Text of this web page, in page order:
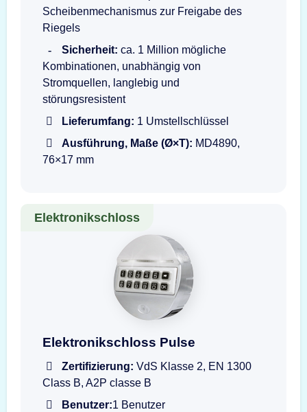
Scheibenmechanismus zur Freigabe des
Riegels
Sicherheit: ca. 1 Million mögliche
Kombinationen, unabhängig von
Stromquellen, langlebig und
störungsresistent
Lieferumfang: 1 Umstellschlüssel
Ausführung, Maße (Ø×T): MD4890,
76×17 mm
Elektronikschloss
Darstellung der Eingabeeinheit T6530-GR
Elektronikschloss Pulse
Zertifizierung: VdS Klasse 2, EN 1300
Class B, A2P classe B
Benutzer:1 Benutzer